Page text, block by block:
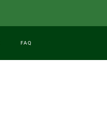
FAQ